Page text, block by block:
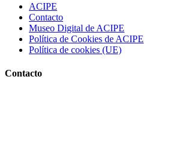
ACIPE
Contacto
Museo Digital de ACIPE
Política de Cookies de ACIPE
Política de cookies (UE)
Contacto